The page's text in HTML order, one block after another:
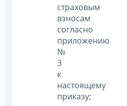
страховым
взносам
согласно
приложению
№
3
к
настоящему
приказу;